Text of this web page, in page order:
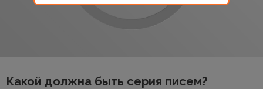
Какой должна быть серия писем?